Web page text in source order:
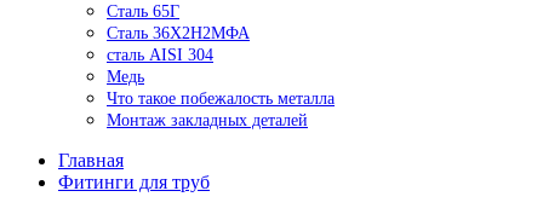
Сталь 65Г
Сталь 36Х2Н2МФА
сталь AISI 304
Медь
Что такое побежалость металла
Монтаж закладных деталей
Главная
Фитинги для труб